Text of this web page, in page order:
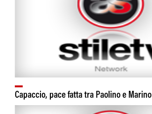
Capaccio, pace fatta tra Paolino e Marino